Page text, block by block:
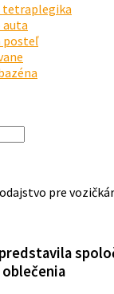
tetraplegika
auta
posteľ
pre